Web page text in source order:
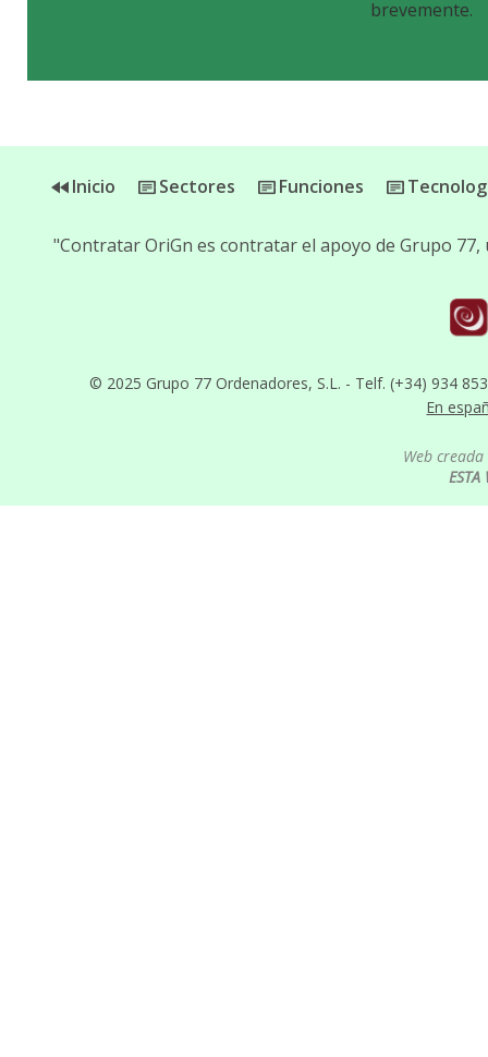
brevemente.
Inicio Sectores Funciones
© 2025 Grupo 77 Ordenadores, S.L. - Telf. (+34) 934
En
"Contratar OriGn es contratar el apoyo de Grupo
Web
ESTA